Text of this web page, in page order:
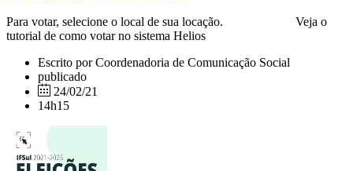
Para votar, selecione o local de sua locação. Veja o
tutorial de como votar no sistema Helios
Escrito por Coordenadoria de Comunicação Social
publicado
24/02/21
14h15